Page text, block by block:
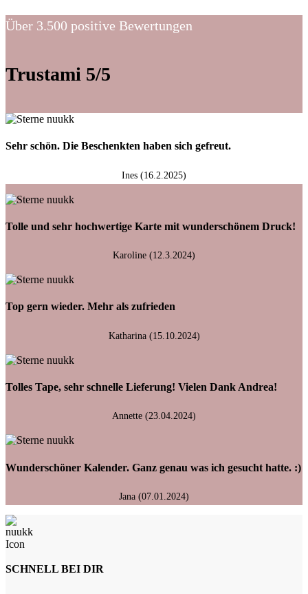
Über 3.500 positive Bewertungen
Trustami 5/5
Sehr schön. Die Beschenkten haben sich gefreut.
Ines (16.2.2025)
Tolle und sehr hochwertige Karte mit wunderschönem Druck!
Karoline (12.3.2024)
Top gern wieder. Mehr als zufrieden
Katharina (15.10.2024)
Tolles Tape, sehr schnelle Lieferung! Vielen Dank Andrea!
Annette (23.04.2024)
Wunderschöner Kalender. Ganz genau was ich gesucht hatte. :)
Jana (07.01.2024)
SCHNELL BEI DIR